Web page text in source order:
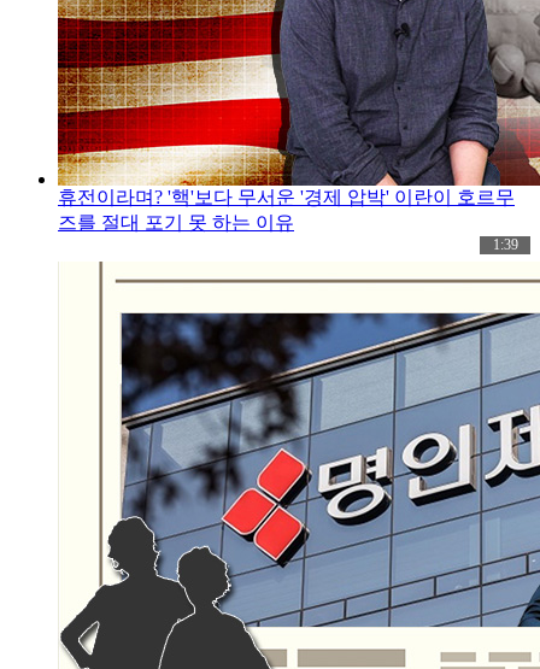
휴전이라며? '핵'보다 무서운 '경제 압박' 이란이 호르무
즈를 절대 포기 못 하는 이유
1:39